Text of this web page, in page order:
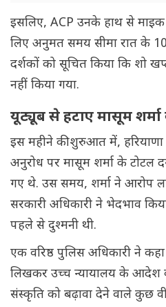
इसलिए, ACP उनके हाथ से
लिए अनुमत समय सीमा रात के
दर्शकों को सूचित किया कि शो
नहीं किया गया.
यूट्यूब से हटाए मासूम
इस महीने की शुरुआत में,
अनुरोध पर मासूम शर्मा के टोटल
गए थे. उस समय, शर्मा ने आरोप
सरकारी अधिकारी ने भेदभाव
पहले से दुश्मनी थी.
एक वरिष्ठ पुलिस अधिकारी ने
लिखकर उच्च न्यायालय के आदेश
संस्कृति को बढ़ावा देने वाले कुछ